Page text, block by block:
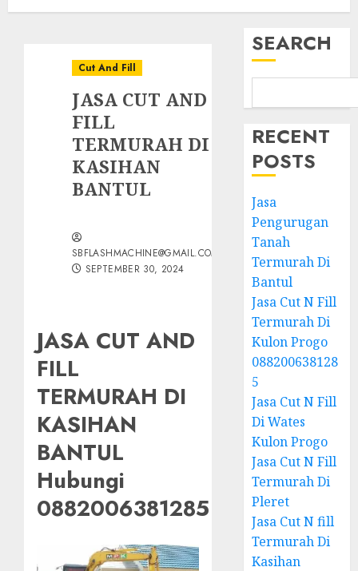
Cut And Fill
JASA CUT AND
FILL
TERMURAH DI
KASIHAN
BANTUL
SBFLASHMACHINE@GMAIL.COM
SEPTEMBER 30, 2024
JASA CUT AND
FILL
TERMURAH DI
KASIHAN
BANTUL
Hubungi
0882006381285
SEARCH
RECENT
POSTS
Jasa
Pengurugan
Tanah
Termurah Di
Bantul
Jasa Cut N Fill
Termurah Di
Kulon Progo
088200638128
5
Jasa Cut N Fill
Di Wates
Kulon Progo
Jasa Cut N Fill
Termurah Di
Pleret
Jasa Cut N fill
Termurah Di
Kasihan